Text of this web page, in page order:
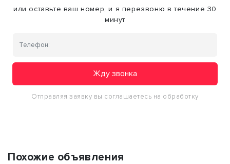
или оставьте ваш номер, и я перезвоню в течение 30
минут
Жду звонка
Отправляя заявку вы соглашаетесь на обработку
Похожие объявления